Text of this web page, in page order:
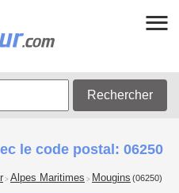
Rechercher
le code postal: 06250
> Alpes Maritimes > Mougins (06250)